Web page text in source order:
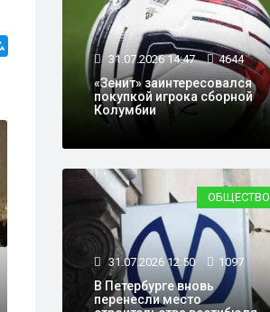
ЭКОЛОГИЯ
31.07.2026 14:47 4644
«Зенит» заинтересовался
покупкой игрока сборной
Колумбии
ОБЩЕСТВО
31.07.2026 12:50 1097
В Петербурге вновь
перенесли место